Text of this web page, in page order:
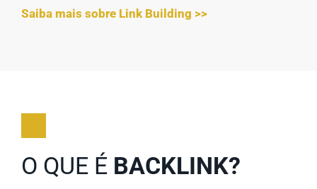
Saiba mais sobre Link Building >>
O QUE É BACKLINK?